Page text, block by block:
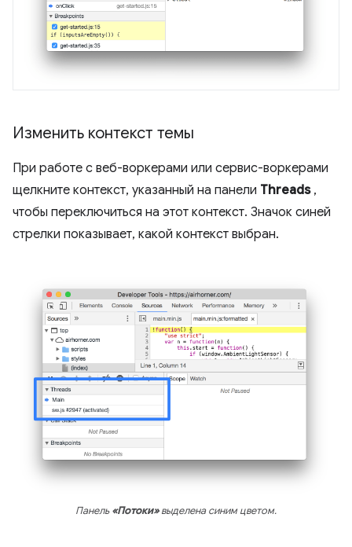
Изменить контекст темы
При работе с веб-воркерами или сервис-воркерами
щелкните контекст, указанный на панели Threads,
чтобы переключиться на этот контекст. Значок синей
стрелки показывает, какой контекст выбран.
Панель«Потоки»выделена синим цветом.